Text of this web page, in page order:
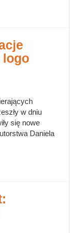
logo
w dniu
się nowe
Daniela